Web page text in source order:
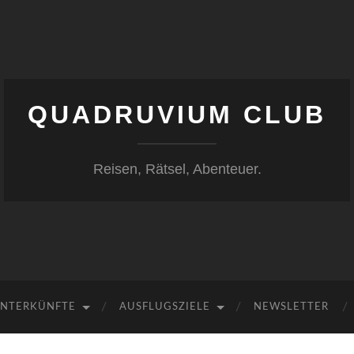
QUADRUVIUM CLUB
Reisen, Rätsel, Abenteuer.
AUSFLUGSZIELE NEWSLETTER